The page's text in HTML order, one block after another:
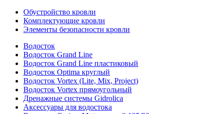
Обустройство кровли
Комплектующие кровли
Элементы безопасности кровли
Водосток
Водосток Grand Line
Водосток Grand Line пластиковый
Водосток Optima круглый
Водосток Vortex (Lite, Mix, Project)
Водосток Vortex прямоугольный
Дренажные системы Gidrolica
Аксессуары для водостока